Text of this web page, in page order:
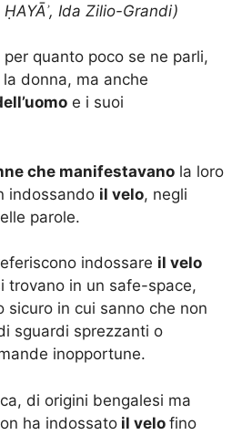
Ida Zilio-Grandi)
quanto poco se ne parli,
donna, ma anche
e i suoi
che manifestavano la loro
indossando il velo, negli
parole.
indossare il velo
trovano in un safe-space,
sicuro in cui sanno che non
sguardi sprezzanti o
inopportune.
di origini bengalesi ma
ha indossato il velo fino